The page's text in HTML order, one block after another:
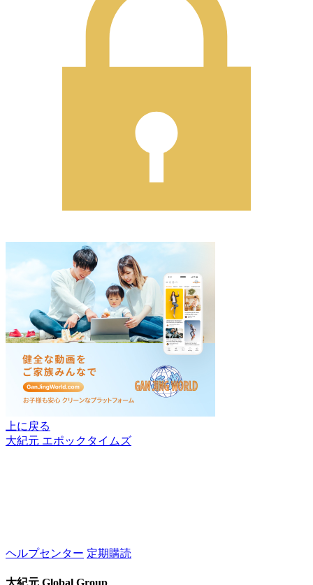
上に戻る
大紀元 エポックタイムズ
ヘルプセンター 定期購読
大紀元 Global Group